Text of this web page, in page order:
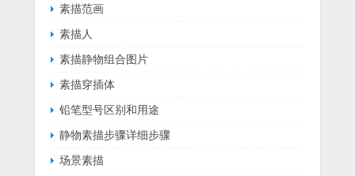
素描范画
素描人
素描静物组合图片
素描穿插体
铅笔型号区别和用途
静物素描步骤详细步骤
场景素描